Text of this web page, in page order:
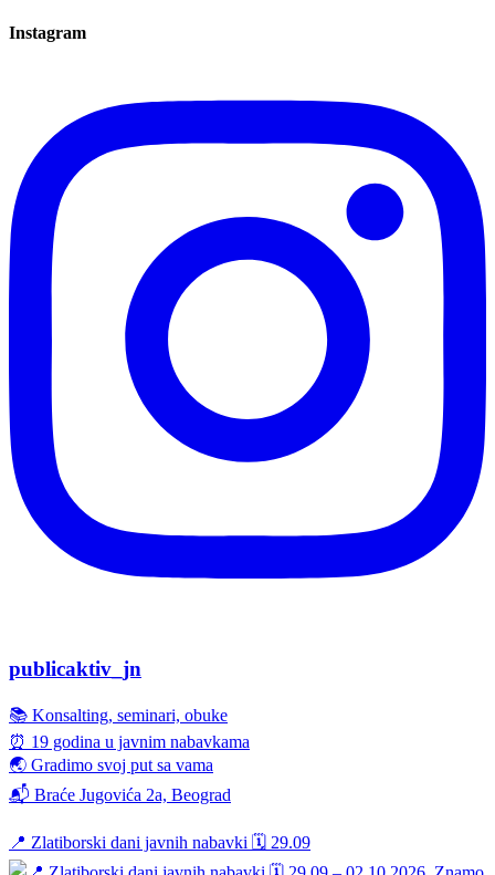
Instagram
publicaktiv_jn
📚 Konsalting, seminari, obuke
⏰ 19 godina u javnim nabavkama
🌏 Gradimo svoj put sa vama
📬 Braće Jugovića 2a, Beograd
📍 Zlatiborski dani javnih nabavki 🗓️ 29.09